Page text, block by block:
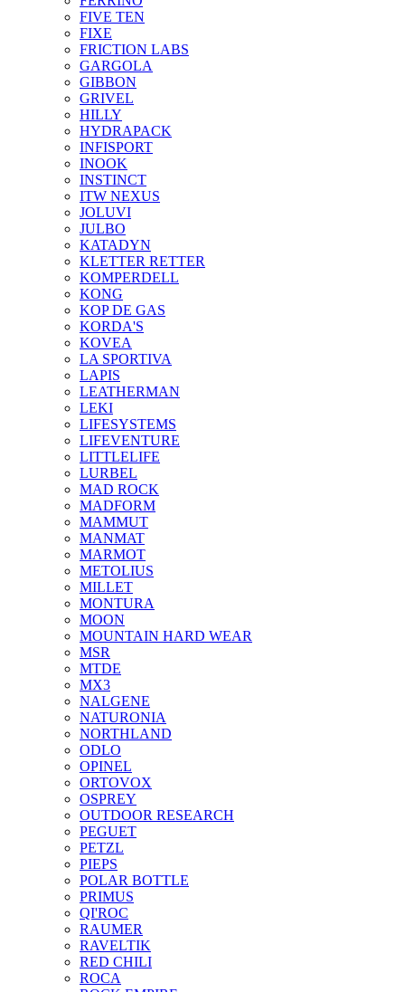
FIVE TEN
FIXE
FRICTION LABS
GARGOLA
GIBBON
GRIVEL
HILLY
HYDRAPACK
INFISPORT
INOOK
INSTINCT
ITW NEXUS
JOLUVI
JULBO
KATADYN
KLETTER RETTER
KOMPERDELL
KONG
KOP DE GAS
KORDA'S
KOVEA
LA SPORTIVA
LAPIS
LEATHERMAN
LEKI
LIFESYSTEMS
LIFEVENTURE
LITTLELIFE
LURBEL
MAD ROCK
MADFORM
MAMMUT
MANMAT
MARMOT
METOLIUS
MILLET
MONTURA
MOON
MOUNTAIN HARD WEAR
MSR
MTDE
MX3
NALGENE
NATURONIA
NORTHLAND
ODLO
OPINEL
ORTOVOX
OSPREY
OUTDOOR RESEARCH
PEGUET
PETZL
PIEPS
POLAR BOTTLE
PRIMUS
QI'ROC
RAUMER
RAVELTIK
RED CHILI
ROCA